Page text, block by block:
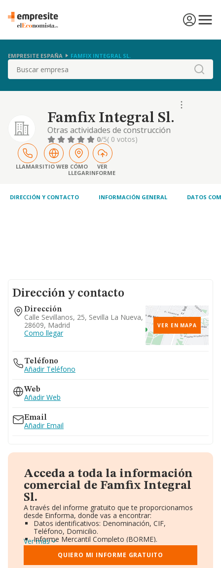
EMPRESITE ESPAÑA FAMFIX INTEGRAL SL.
Buscar
Famfix Integral Sl.
Otras actividades de construcción
especializada n.c.o.p.
0/5( 0 votos)
LLAMARSITIO WEB CÓMO
LLEGAR
VER
INFORME
DIRECCIÓN Y CONTACTO INFORMACIÓN GENERAL DATOS
Dirección y contacto
Dirección
Calle Sevillanos, 25, Sevilla La Nueva,
28609, Madrid
Como llegar
VER EN MAPA
Teléfono
Añadir Teléfono
Web
Añadir Web
Email
Añadir Email
Acceda a toda la información
comercial de Famfix Integral
Sl.
A través del informe gratuito que te proporcionamos
desde Einforma, donde vas a encontrar:
Datos identificativos: Denominación, CIF,
Teléfono, Domicilio.
Informe Mercantil Completo (BORME).
Gráficos de Evolución Ventas y Empleados.
Consejo de Administración y Administradores.
Directivos y Ejecutivos.
Ver más
QUIERO MI INFORME GRATUITO